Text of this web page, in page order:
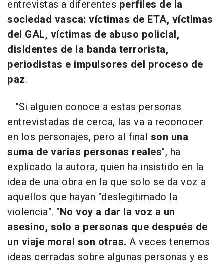
entrevistas a diferentes perfiles de la
sociedad vasca: víctimas de ETA, víctimas
del GAL, víctimas de abuso policial,
disidentes de la banda terrorista,
periodistas e impulsores del proceso de
paz.
"Si alguien conoce a estas personas
entrevistadas de cerca, las va a reconocer
en los personajes, pero al final son una
suma de varias personas reales", ha
explicado la autora, quien ha insistido en la
idea de una obra en la que solo se da voz a
aquellos que hayan "deslegitimado la
violencia". "No voy a dar la voz a un
asesino, solo a personas que después de
un viaje moral son otras. A veces tenemos
ideas cerradas sobre algunas personas y es